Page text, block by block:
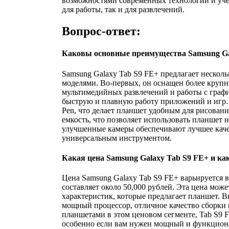
для работы, так и для развлечений.
Вопрос-ответ:
Каковы основные преимущества Samsung
Samsung Galaxy Tab S9 FE+ предлагает
моделями. Во-первых, он оснащен более
мультимедийных развлечений и работы с
быструю и плавную работу приложений и
Pen, что делает планшет удобным для
емкость, что позволяет использовать
улучшенные камеры обеспечивают лучшее
универсальным инструментом.
Какая цена Samsung Galaxy Tab S9 FE+ и
Цена Samsung Galaxy Tab S9 FE+
составляет около 50,000 рублей. Эта цена
характеристик, которые предлагает
мощный процессор, отличное качество
планшетами в этом ценовом сегменте, Tab S9
особенно если вам нужен мощный и